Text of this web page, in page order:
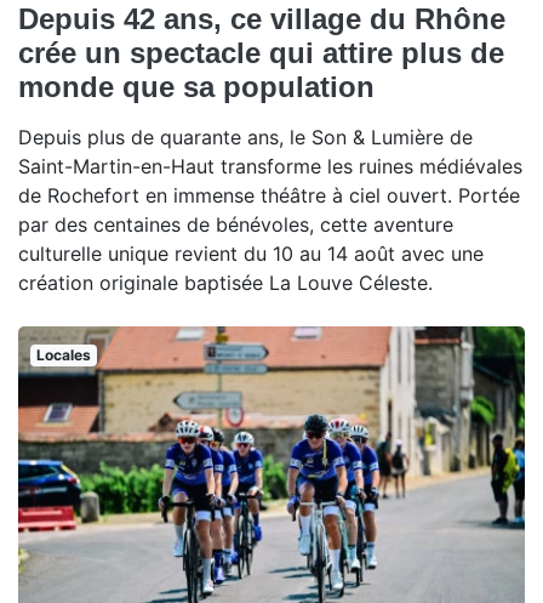
Depuis 42 ans, ce village du Rhône
crée un spectacle qui attire plus de
monde que sa population
Depuis plus de quarante ans, le Son & Lumière de
Saint-Martin-en-Haut transforme les ruines médiévales
de Rochefort en immense théâtre à ciel ouvert. Portée
par des centaines de bénévoles, cette aventure
culturelle unique revient du 10 au 14 août avec une
création originale baptisée La Louve Céleste.
Locales